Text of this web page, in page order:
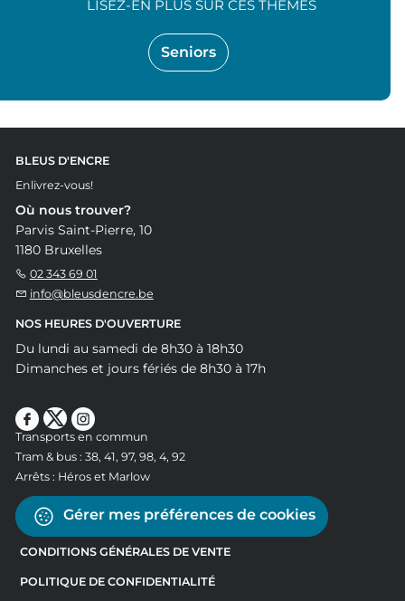
Seniors
LISEZ-EN PLUS SUR CES THÈMES
BLEUS D'ENCRE
Enlivrez-vous!
Où nous trouver?
Parvis Saint-Pierre, 10
1180 Bruxelles
02 343 69 01
info@bleusdencre.be
NOS HEURES D'OUVERTURE
Du lundi au samedi de 8h30 à 18h30
Dimanches et jours fériés de 8h30 à 17h
Transports en commun
Tram & bus : 38, 41, 97, 98, 4, 92
Arrêts : Héros et Marlow
Gérer mes préférences de cookies
CONDITIONS GÉNÉRALES DE VENTE
POLITIQUE DE CONFIDENTIALITÉ